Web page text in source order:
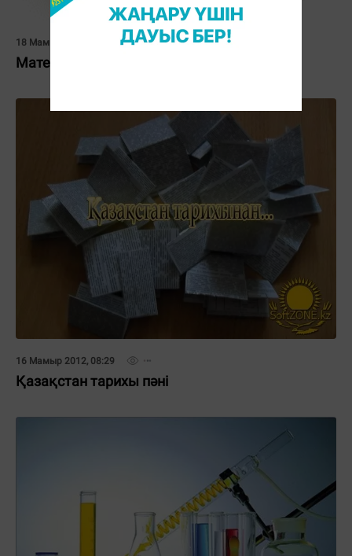
18 Мамыр 2012, 12:56
Математика пәні
16 Мамыр 2012, 08:29
Қазақстан тарихы пәні